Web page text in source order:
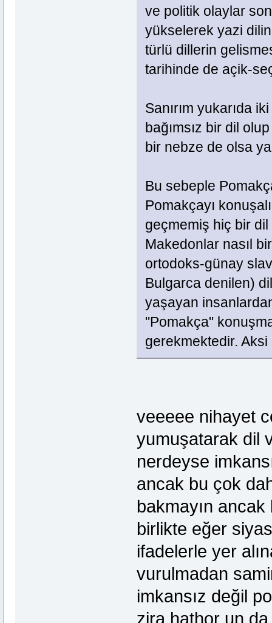
ve politik olaylar
yükselerek yazi
türlü dillerin
tarihinde de açik-
Sanırım yukarıda
bağımsız bir dil
bir nebze de olsa
Bu sebeple
Pomakçayı
geçmemiş hiç bir dil
Makedonlar nasıl
ortodoks-günay
Bulgarca denilen)
yaşayan
"Pomakça"
gerekmektedir.
veeeee nihayet
yumuşatarak dil
nerdeyse
ancak bu çok
bakmayın
birlikte eğer
ifadelerle yer
vurulmadan
imkansız değil
zira hathor un